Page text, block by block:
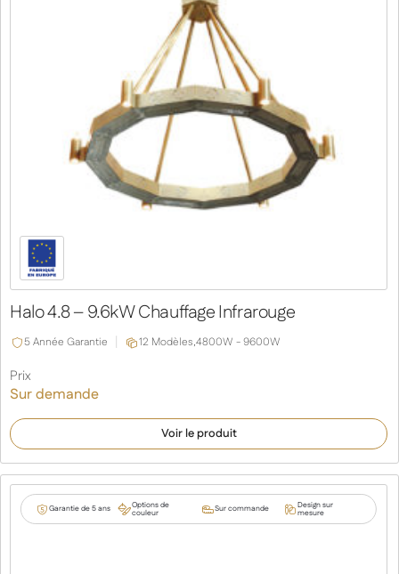
Halo 4.8 – 9.6kW Chauffage Infrarouge
5 Année Garantie 12 Modèles,4800W - 9600W
Prix
Sur demande
Voir le produit
Garantie de 5 ans Options de
couleur Sur commande Design sur
mesure